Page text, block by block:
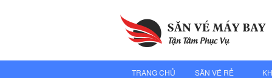
TRANG CHỦ SĂN VÉ RẺ